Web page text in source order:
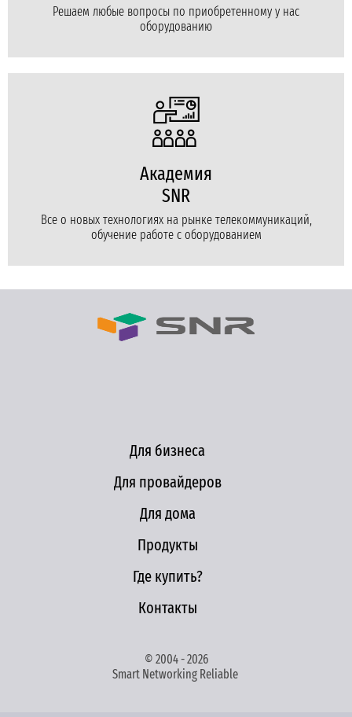
Решаем любые вопросы по приобретенному у нас
оборудованию
Академия
SNR
Все о новых технологиях на рынке телекоммуникаций,
обучение работе с оборудованием
Для бизнеса
Для провайдеров
Для дома
Продукты
Где купить?
Контакты
© 2004 - 2026
Smart Networking Reliable